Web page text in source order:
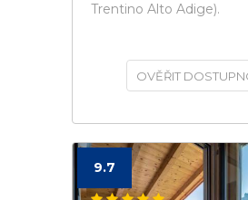
Trentino Alto Adige).
OVĚŘIT
9.7